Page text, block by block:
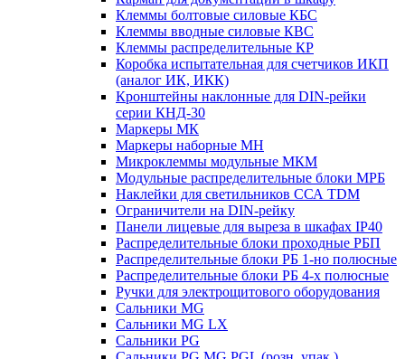
Клеммы болтовые силовые КБС
Клеммы вводные силовые КВС
Клеммы распределительные КР
Коробка испытательная для счетчиков ИКП
(аналог ИК, ИКК)
Кронштейны наклонные для DIN-рейки
серии КНД-30
Маркеры МК
Маркеры наборные МН
Микроклеммы модульные МКМ
Модульные распределительные блоки МРБ
Наклейки для светильников ССА TDM
Ограничители на DIN-рейку
Панели лицевые для выреза в шкафах IP40
Распределительные блоки проходные РБП
Распределительные блоки РБ 1-но полюсные
Распределительные блоки РБ 4-х полюсные
Ручки для электрощитового оборудования
Сальники MG
Сальники MG LX
Сальники PG